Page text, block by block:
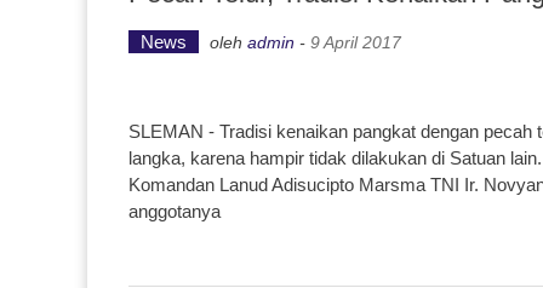
News oleh admin - 9 April 2017
SLEMAN - Tradisi kenaikan pangkat dengan
langka, karena hampir tidak dilakukan di Satuan
Komandan Lanud Adisucipto Marsma TNI Ir.
anggotanya